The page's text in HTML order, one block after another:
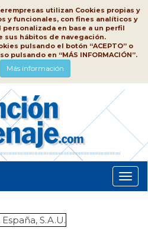
utilizan Cookies propias y
y funcionales, con fines analíticos y
en base a un perfil
sus hábitos de navegación.
pulsando el botón “ACEPTO” o
pulsando en “MÁS INFORMACIÓN”.
Más información